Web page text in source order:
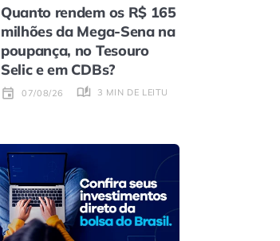
Quanto rendem os R$ 165
milhões da Mega-Sena na
poupança, no Tesouro
Selic e em CDBs?
07/08/26 3 MIN DE LEITURA